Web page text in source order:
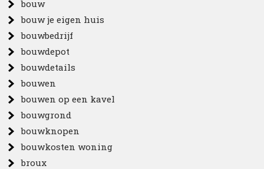
bouw
bouw je eigen huis
bouwbedrijf
bouwdepot
bouwdetails
bouwen
bouwen op een kavel
bouwgrond
bouwknopen
bouwkosten woning
broux